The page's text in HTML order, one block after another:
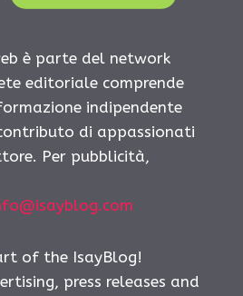
è parte del network
editoriale comprende
indipendente
di appassionati
Per pubblicità,
of the IsayBlog!
press releases and